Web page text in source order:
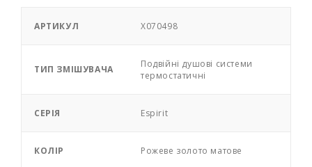
АРТИКУЛ X070498
ТИП ЗМІШУВАЧА
Подвійні душові системи
термостатичні
СЕРІЯ Espirit
КОЛІР Pожеве золото матове